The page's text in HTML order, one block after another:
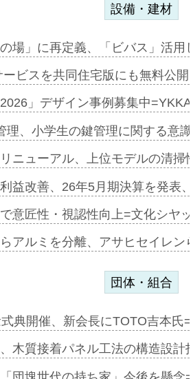
設備・建材
場」に再定義、「ビバス」活
ービスを共同住宅版にも無料公
2026」デザイン事例募集中
理、小学生の鍵管理に関する意
リニューアル、上位モデルの清
益改善、26年5月期決算を発表
意匠性・視認性向上=文化シヤ
アルミを分離、アサヒセイレ
団体・組合
典開催、新会長にTOTO吉本氏
木質接着パネル工法の構造設